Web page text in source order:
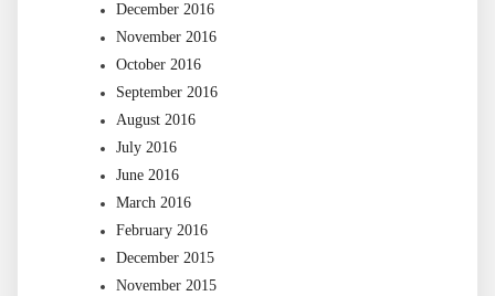
December 2016
November 2016
October 2016
September 2016
August 2016
July 2016
June 2016
March 2016
February 2016
December 2015
November 2015